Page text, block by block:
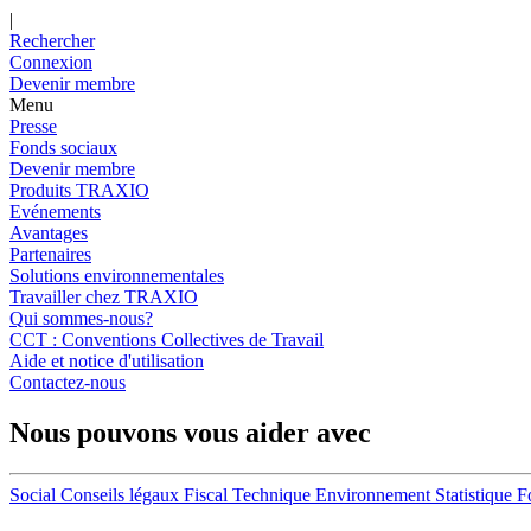
|
Rechercher
Connexion
Devenir membre
Menu
Presse
Fonds sociaux
Devenir membre
Produits TRAXIO
Evénements
Avantages
Partenaires
Solutions environnementales
Travailler chez TRAXIO
Qui sommes-nous?
CCT : Conventions Collectives de Travail
Aide et notice d'utilisation
Contactez-nous
Nous pouvons vous aider avec
Social Conseils légaux Fiscal Technique Environnement Statistique